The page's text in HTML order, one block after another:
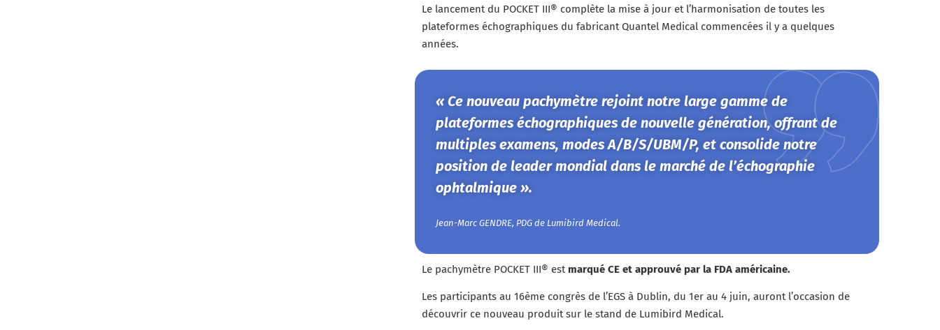
Le lancement du POCKET III® complète la mise à jour et l’harmonisation de toutes les
plateformes échographiques du fabricant Quantel Medical commencées il y a quelques
années.
« Ce nouveau pachymètre rejoint notre large gamme de
plateformes échographiques de nouvelle génération, offrant de
multiples examens, modes A/B/S/UBM/P, et consolide notre
position de leader mondial dans le marché de l’échographie
ophtalmique ».
Jean-Marc GENDRE, PDG de Lumibird Medical.
Le pachymètre POCKET III® est marqué CE et approuvé par la FDA américaine.
Les participants au 16ème congrès de l’EGS à Dublin, du 1er au 4 juin, auront l’occasion de
découvrir ce nouveau produit sur le stand de Lumibird Medical.